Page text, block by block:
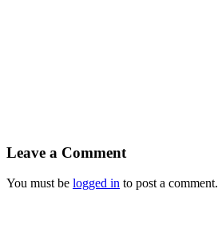
Leave a Comment
You must be logged in to post a comment.